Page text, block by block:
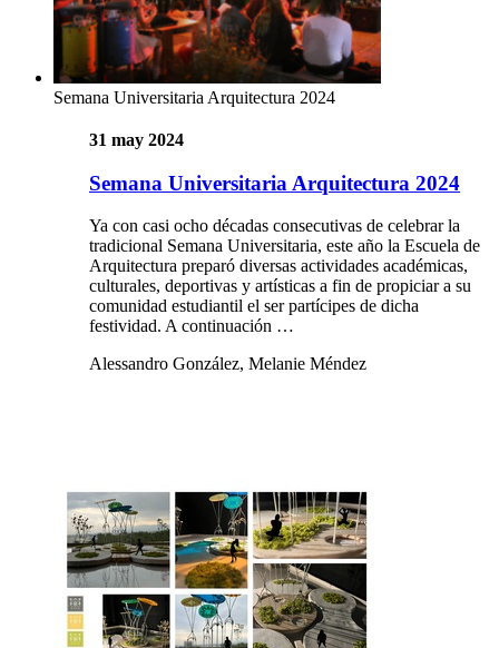
Semana Universitaria Arquitectura 2024
31 may 2024
Semana Universitaria Arquitectura 2024
Ya con casi ocho décadas consecutivas de celebrar la
tradicional Semana Universitaria, este año la Escuela de
Arquitectura preparó diversas actividades académicas,
culturales, deportivas y artísticas a fin de propiciar a su
comunidad estudiantil el ser partícipes de dicha
festividad. A continuación …
Alessandro González, Melanie Méndez